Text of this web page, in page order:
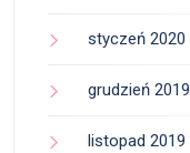
styczeń 2020
grudzień 2019
listopad 2019